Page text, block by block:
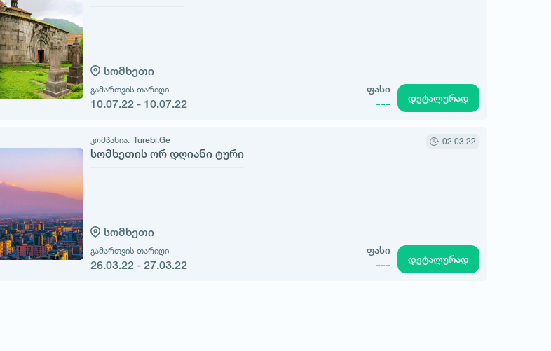
სომხეთი
გამართვის თარიღი
10.07.22 - 10.07.22
ფასი
--- დეტალურად
კომპანია: Turebi.Ge
სომხეთის ორ დღიანი ტური
02.03.22
სომხეთი
გამართვის თარიღი
26.03.22 - 27.03.22
ფასი
--- დეტალურად